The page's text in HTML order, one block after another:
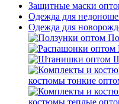
Защитные маски
Одежда для
Одежда для
костюмы тонкие
костюмы теплые